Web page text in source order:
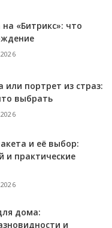
«Битрикс»: что
или портрет из страз:
выбрать
и её выбор:
и практические
дома:
и